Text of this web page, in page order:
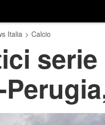
Italia > Calcio
serie